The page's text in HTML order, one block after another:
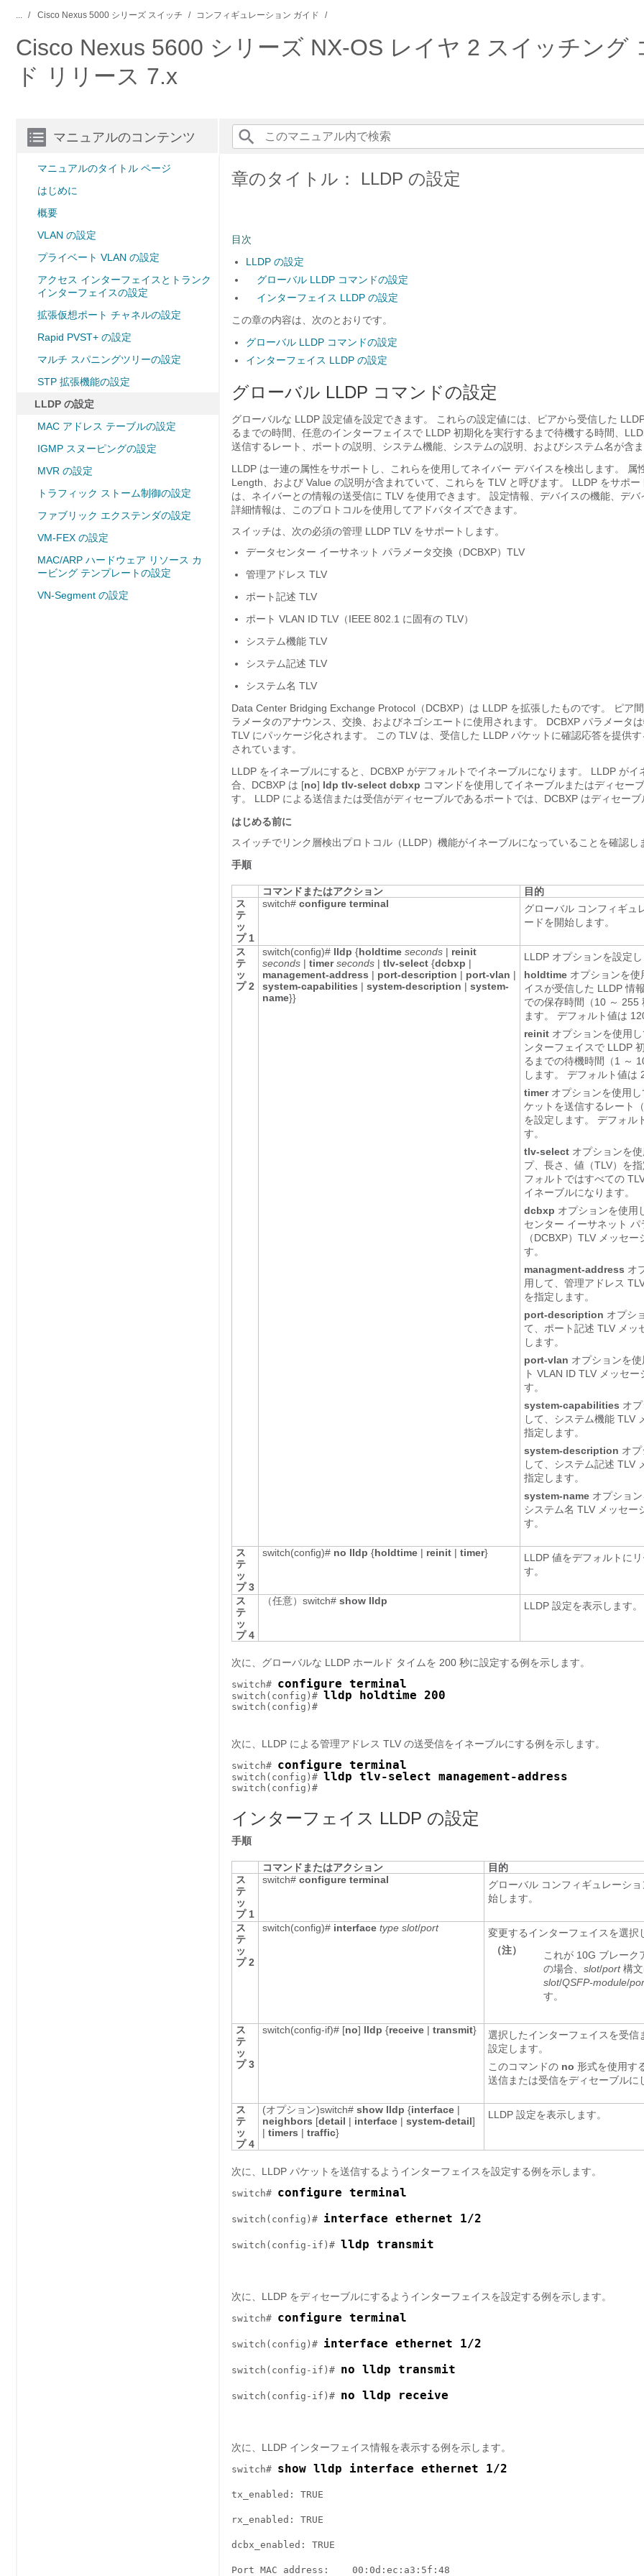
... Cisco Nexus 5000 シリーズ スイッチ コンフィギュレーション ガイド
Cisco Nexus 5600 シリーズ NX-OS レイヤ 2 スイッチング
ド リリース 7.x
マニュアルのコンテンツ
マニュアルのタイトル ページ
はじめに
概要
VLAN の設定
プライベート VLAN の設定
アクセス インターフェイスとトランク
インターフェイスの設定
拡張仮想ポート チャネルの設定
Rapid PVST+ の設定
マルチ スパニングツリーの設定
STP 拡張機能の設定
LLDP の設定
MAC アドレス テーブルの設定
IGMP スヌーピングの設定
MVR の設定
トラフィック ストーム制御の設定
ファブリック エクステンダの設定
VM-FEX の設定
MAC/ARP ハードウェア リソース カ
ービング テンプレートの設定
VN-Segment の設定
章のタイトル： LLDP の設定
目次
LLDP の設定
グローバル LLDP コマンドの設定
インターフェイス LLDP の設定
この章の内容は、次のとおりです。
グローバル LLDP コマンドの設定
インターフェイス LLDP の設定
グローバル LLDP コマンドの設定
グローバルな LLDP 設定値を設定できます。 これらの設定値には、ピアから受信した
るまでの時間、任意のインターフェイスで LLDP 初期化を実行するまで待機する時間、
送信するレート、ポートの説明、システム機能、システムの説明、およびシステム名が含ま
LLDP は一連の属性をサポートし、これらを使用してネイバー デバイスを検出します。 属
Length、および Value の説明が含まれていて、これらを TLV と呼びます。 LLDP をサポー
は、ネイバーとの情報の送受信に TLV を使用できます。 設定情報、デバイスの機能、デバ
詳細情報は、このプロトコルを使用してアドバタイズできます。
スイッチは、次の必須の管理 LLDP TLV をサポートします。
データセンター イーサネット パラメータ交換（DCBXP）TLV
管理アドレス TLV
ポート記述 TLV
ポート VLAN ID TLV（IEEE 802.1 に固有の TLV）
システム機能 TLV
システム記述 TLV
システム名 TLV
Data Center Bridging Exchange Protocol（DCBXP）は LLDP を拡張したものです。 ピア
ラメータのアナウンス、交換、およびネゴシエートに使用されます。 DCBXP パラメータ
TLV にパッケージ化されます。 この TLV は、受信した LLDP パケットに確認応答を提供
されています。
LLDP をイネーブルにすると、DCBXP がデフォルトでイネーブルになります。 LLDP がイ
合、DCBXP は [no] ldp tlv-select dcbxp コマンドを使用してイネーブルまたはディセー
す。 LLDP による送信または受信がディセーブルであるポートでは、DCBXP はディセーブ
はじめる前に
スイッチでリンク層検出プロトコル（LLDP）機能がイネーブルになっていることを確認し
手順
コマンドまたはアクション
目的
ス
テ
ッ
プ 1
switch# configure terminal
グローバル コンフィギュ
ードを開始します。
ス
テ
ッ
プ 2
switch(config)# lldp {holdtime seconds | reinit
seconds | timer seconds | tlv-select {dcbxp |
management-address | port-description | port-vlan |
system-capabilities | system-description | system-
name}}
LLDP オプションを設定し
holdtime オプションを使
イスが受信した LLDP 情
での保存時間（10 ～ 255
ます。 デフォルト値は
reinit オプションを使用
ンターフェイスで LLDP
るまでの待機時間（1 ～
します。 デフォルト値は
timerオプションを使用し
ケットを送信するレート
を設定します。 デフォル
す。
tlv-select オプションを
プ、長さ、値（TLV）を
フォルトではすべての
イネーブルになります。
dcbxp オプションを使用
センター イーサネット パ
（DCBXP）TLV メッセー
す。
managment-address オ
用して、管理アドレス
を指定します。
port-description オプシ
て、ポート記述 TLV メッ
します。
port-vlan オプションを
ト VLAN ID TLV メッセー
す。
system-capabilities オ
して、システム機能 TLV
指定します。
system-description オ
して、システム記述 TLV
指定します。
system-name オプション
システム名 TLV メッセー
す。
ス
テ
ッ
プ 3
switch(config)# no lldp {holdtime | reinit | timer}
LLDP 値をデフォルトに
す。
ス
テ
ッ
プ 4
（任意） switch# show lldp LLDP 設定を表示します。
次に、グローバルな LLDP ホールド タイムを 200 秒に設定する例を示します。
switch# configure terminal
switch(config)# lldp holdtime 200
switch(config)#
次に、LLDP による管理アドレス TLV の送受信をイネーブルにする例を示します。
switch# configure terminal
switch(config)# lldp tlv-select management-address
switch(config)#
インターフェイス LLDP の設定
手順
コマンドまたはアクション
目的
ス
テ
ッ
プ 1
switch# configure terminal
グローバル コンフィギュレーシ
始します。
ス
テ
ッ
プ 2
switch(config)# interface type slot/port
変更するインターフェイスを選択
（注）
これが 10G ブレーク
の場合、 slot/port構文
slot/QSFP-module/
す。
ス
テ
ッ
プ 3
switch(config-if)# [no] lldp {receive | transmit}
選択したインターフェイスを受信
設定します。
このコマンドの no 形式を使用す
送信または受信をディセーブルに
ス
テ
ッ
プ 4
(オプション)switch# show lldp {interface |
neighbors [detail | interface | system-detail]
| timers | traffic}
LLDP 設定を表示します。
次に、LLDP パケットを送信するようインターフェイスを設定する例を示します。
switch# configure terminal
switch(config)# interface ethernet 1/2
switch(config-if)# lldp transmit
次に、LLDP をディセーブルにするようインターフェイスを設定する例を示します。
switch# configure terminal
switch(config)# interface ethernet 1/2
switch(config-if)# no lldp transmit
switch(config-if)# no lldp receive
次に、LLDP インターフェイス情報を表示する例を示します。
switch# show lldp interface ethernet 1/2
tx_enabled: TRUE
rx_enabled: TRUE
dcbx_enabled: TRUE
Port MAC address:    00:0d:ec:a3:5f:48